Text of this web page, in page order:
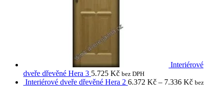
Interiérové
dveře dřevěné Hera 3 5.725 Kč bez DPH
Interiérové dveře dřevěné Hera 2 6.372 Kč – 7.336 Kč bez